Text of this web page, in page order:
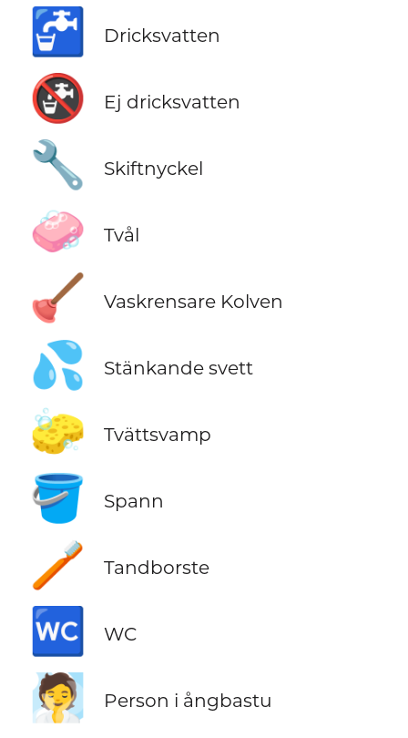
🚰 Dricksvatten
🚱 Ej dricksvatten
🔧 Skiftnyckel
🧼 Tvål
🪠 Vaskrensare Kolven
💦 Stänkande svett
🧽 Tvättsvamp
🪣 Spann
🪥 Tandborste
🚾 WC
🧖 Person i ångbastu